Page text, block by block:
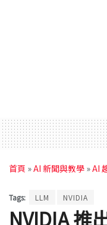
首頁 »AI 新聞與教學 »AI
Tags: LLM NVIDIA
NVIDIA 推